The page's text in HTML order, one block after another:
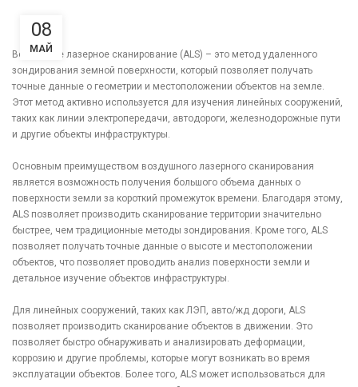
08
МАЙ
Воздушное лазерное сканирование (ALS) – это метод удаленного
зондирования земной поверхности, который позволяет получать
точные данные о геометрии и местоположении объектов на земле.
Этот метод активно используется для изучения линейных сооружений,
таких как линии электропередачи, автодороги, железнодорожные пути
и другие объекты инфраструктуры.
Основным преимуществом воздушного лазерного сканирования
является возможность получения большого объема данных о
поверхности земли за короткий промежуток времени. Благодаря этому,
ALS позволяет производить сканирование территории значительно
быстрее, чем традиционные методы зондирования. Кроме того, ALS
позволяет получать точные данные о высоте и местоположении
объектов, что позволяет проводить анализ поверхности земли и
детальное изучение объектов инфраструктуры.
Для линейных сооружений, таких как ЛЭП, авто/жд дороги, ALS
позволяет производить сканирование объектов в движении. Это
позволяет быстро обнаруживать и анализировать деформации,
коррозию и другие проблемы, которые могут возникать во время
эксплуатации объектов. Более того, ALS может использоваться для